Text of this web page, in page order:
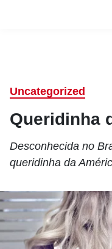
Uncategorized
Queridinha
Desconhecida no
queridinha da